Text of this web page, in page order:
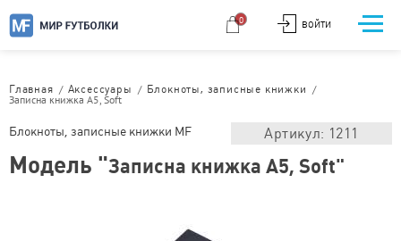
ВОЙТИ
0
Главная / Аксессуары / Блокноты, записные книжки /
Записна книжка А5, Soft
Блокноты, записные книжки MF Артикул: 1211
Модель "Записна книжка А5, Soft"